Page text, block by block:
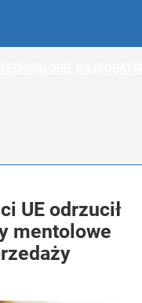
UE odrzucił
mentolowe